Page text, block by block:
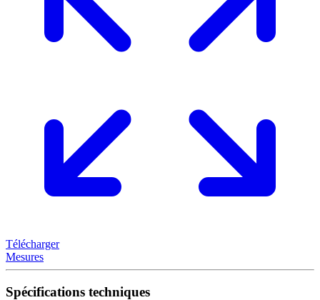
Télécharger
Mesures
Spécifications techniques